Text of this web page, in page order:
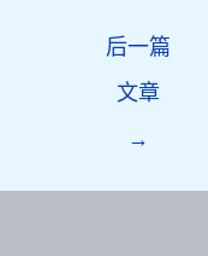
后一篇
文章
→